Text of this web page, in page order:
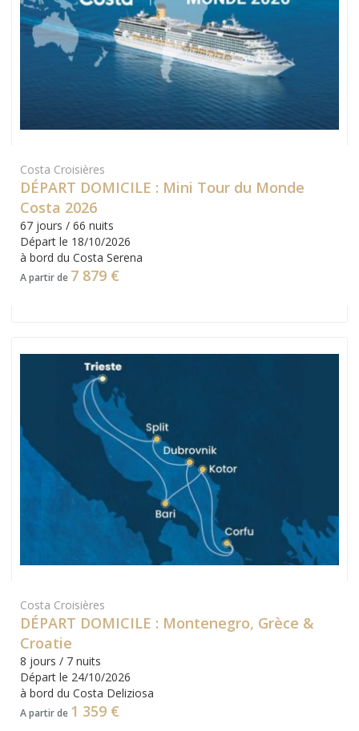
Costa Croisières
DÉPART DOMICILE : Mini Tour du Monde
Costa 2026
67 jours / 66 nuits
Départ le 18/10/2026
à bord du Costa Serena
A partir de 7 879 €
Costa Croisières
DÉPART DOMICILE : Montenegro, Grèce &
Croatie
8 jours / 7 nuits
Départ le 24/10/2026
à bord du Costa Deliziosa
A partir de 1 359 €